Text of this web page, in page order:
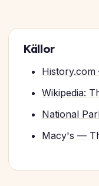
Källor
Wikipedia:
National
Macy's —